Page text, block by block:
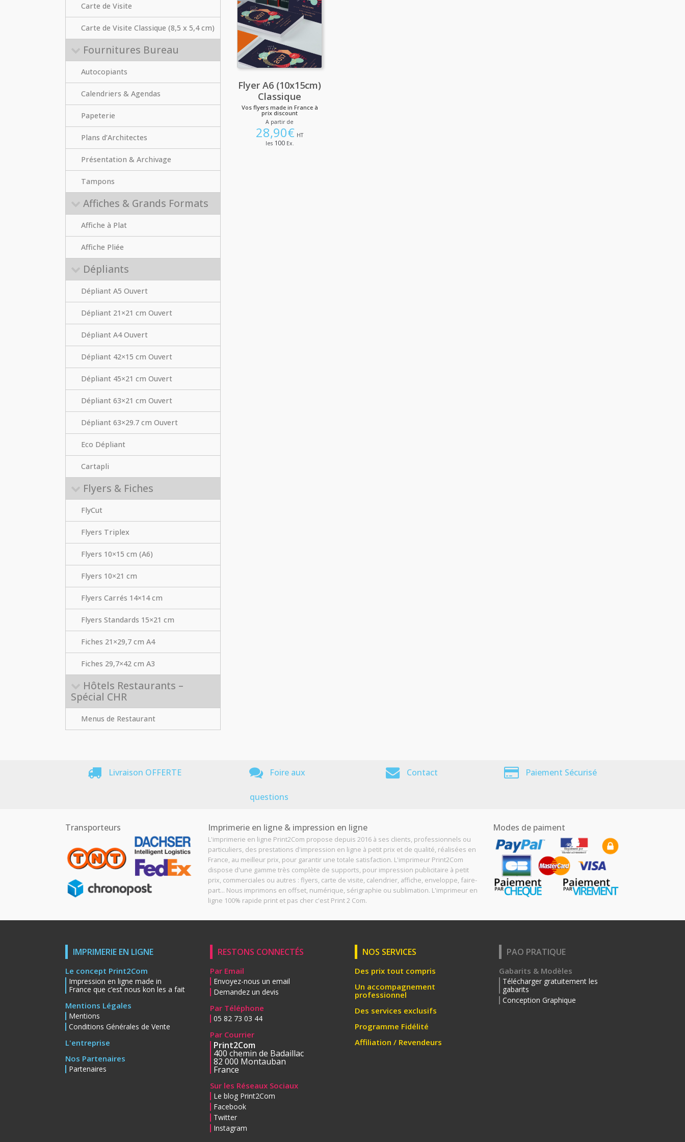
Carte de Visite
Carte de Visite Classique (8,5 x 5,4 cm)
Fournitures Bureau
Autocopiants
Calendriers & Agendas
Papeterie
Plans d’Architectes
Présentation & Archivage
Tampons
Affiches & Grands Formats
Affiche à Plat
Affiche Pliée
Dépliants
Dépliant A5 Ouvert
Dépliant 21×21 cm Ouvert
Dépliant A4 Ouvert
Dépliant 42×15 cm Ouvert
Dépliant 45×21 cm Ouvert
Dépliant 63×21 cm Ouvert
Dépliant 63×29.7 cm Ouvert
Eco Dépliant
Cartapli
Flyers & Fiches
FlyCut
Flyers Triplex
Flyers 10×15 cm (A6)
Flyers 10×21 cm
Flyers Carrés 14×14 cm
Flyers Standards 15×21 cm
Fiches 21×29,7 cm A4
Fiches 29,7×42 cm A3
Hôtels Restaurants –
Spécial CHR
Menus de Restaurant
Flyer A6 (10x15cm)
Classique
Vos flyers made in France à
prix discount
A partir de
28,90€ HT
les 100Ex.
Livraison OFFERTE Foire aux
questions
Contact Paiement Sécurisé
Transporteurs Imprimerie en ligne & impression en ligne
L'imprimerie en ligne Print2Com propose depuis 2016 à ses clients, professionnels ou
particuliers, des prestations d'impression en ligne à petit prix et de qualité, réalisées en
France, au meilleur prix, pour garantir une totale satisfaction. L'imprimeur Print2Com
dispose d'une gamme très complète de supports, pour impression publicitaire à petit
prix, commerciales ou autres : flyers, carte de visite, calendrier, affiche, enveloppe, faire-
part... Nous imprimons en offset, numérique, sérigraphie ou sublimation. L'imprimeur en
ligne 100% rapide print et pas cher c'est Print 2 Com.
Modes de paiment
IMPRIMERIE EN LIGNE
Le concept Print2Com
Impression en ligne made in
France que c’est nous kon les a fait
Mentions Légales
Mentions
Conditions Générales de Vente
L'entreprise
Nos Partenaires
Partenaires
RESTONS CONNECTÉS
Par Email
Envoyez-nous un email
Demandez un devis
Par Téléphone
05 82 73 03 44
Par Courrier
Print2Com
400 chemin de Badaillac
82 000 Montauban
France
Sur les Réseaux Sociaux
Le blog Print2Com
Facebook
Twitter
Instagram
NOS SERVICES
Des prix tout compris
Un accompagnement
professionnel
Des services exclusifs
Programme Fidélité
Affiliation / Revendeurs
PAO PRATIQUE
Gabarits & Modèles
Télécharger gratuitement les
gabarits
Conception Graphique